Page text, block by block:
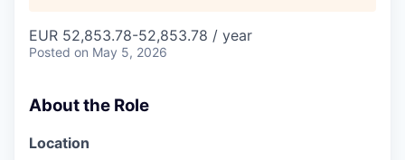
EUR 52,853.78-52,853.78 / year
Posted on May 5, 2026
About the Role
Location